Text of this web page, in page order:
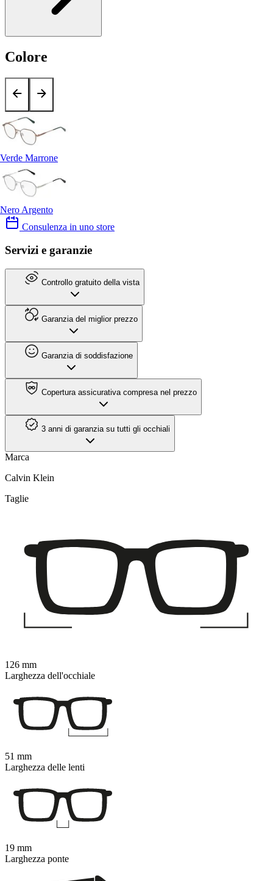
Colore
Verde Marrone
Nero Argento
Consulenza in uno store
Servizi e garanzie
Controllo gratuito della vista
Garanzia del miglior prezzo
Garanzia di soddisfazione
Copertura assicurativa compresa nel prezzo
3 anni di garanzia su tutti gli occhiali
Marca
Calvin Klein
Taglie
126 mm
Larghezza dell'occhiale
51 mm
Larghezza delle lenti
19 mm
Larghezza ponte